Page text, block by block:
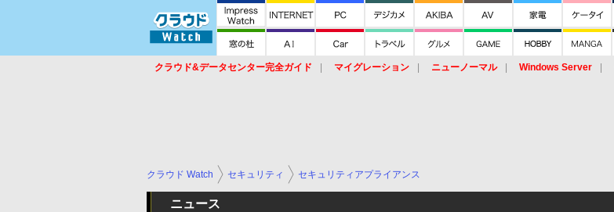
クラウド&データセンター完全ガイド マイグレーション ニューノーマル Windows Server
クラウド Watch セキュリティ セキュリティアプライアンス
ニュース